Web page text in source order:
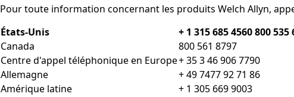
Pour toute information concernant les produits Welch Allyn,
États-Unis
+ 1 315 685 4560 800 535
Canada
800 561 8797
Centre d'appel téléphonique en Europe+ 35 3 46 906 7790
Allemagne
+ 49 7477 92 71 86
Amérique latine
+ 1 305 669 9003